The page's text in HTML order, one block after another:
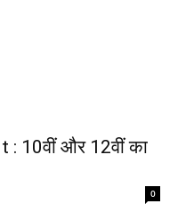
10वीं और 12वीं का
0